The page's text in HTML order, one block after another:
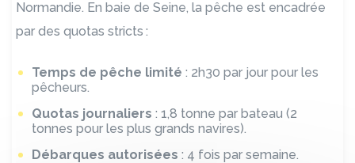
Normandie. En baie de Seine, la pêche est encadrée
par des quotas stricts :
Temps de pêche limité : 2h30 par jour pour les
pêcheurs.
Quotas journaliers : 1,8 tonne par bateau (2
tonnes pour les plus grands navires).
Débarques autorisées : 4 fois par semaine.